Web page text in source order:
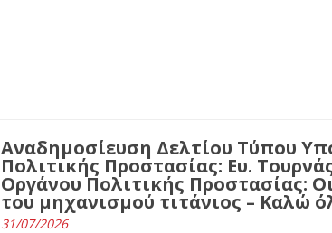
Αναδημοσίευση Δελτίου Τύπου
Πολιτικής Προστασίας: Ευ.
Οργάνου Πολιτικής Προστασίας:
του μηχανισμού τιτάνιος – Καλώ
31/07/2026